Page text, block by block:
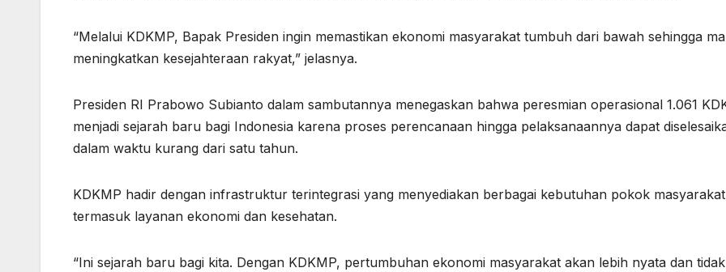
“Melalui KDKMP, Bapak Presiden ingin memastikan ekonomi masyarakat tumbuh dari bawah sehingga
meningkatkan kesejahteraan rakyat,” jelasnya.
Presiden RI Prabowo Subianto dalam sambutannya menegaskan bahwa peresmian operasional 1.061
menjadi sejarah baru bagi Indonesia karena proses perencanaan hingga pelaksanaannya dapat
dalam waktu kurang dari satu tahun.
KDKMP hadir dengan infrastruktur terintegrasi yang menyediakan berbagai kebutuhan pokok
termasuk layanan ekonomi dan kesehatan.
“Ini sejarah baru bagi kita. Dengan KDKMP, pertumbuhan ekonomi masyarakat akan lebih nyata dan tidak